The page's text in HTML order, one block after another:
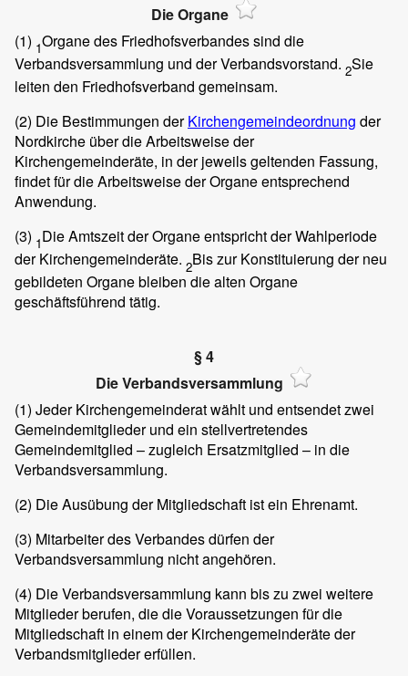
Die Organe
(1) 1Organe des Friedhofsverbandes sind die
Verbandsversammlung und der Verbandsvorstand. 2Sie
leiten den Friedhofsverband gemeinsam.
(2) Die Bestimmungen derKirchengemeindeordnung der
Nordkirche über die Arbeitsweise der
Kirchengemeinderäte, in der jeweils geltenden Fassung,
findet für die Arbeitsweise der Organe entsprechend
Anwendung.
(3) 1Die Amtszeit der Organe entspricht der Wahlperiode
der Kirchengemeinderäte. 2Bis zur Konstituierung der neu
gebildeten Organe bleiben die alten Organe
geschäftsführend tätig.
§ 4
Die Verbandsversammlung
(1) Jeder Kirchengemeinderat wählt und entsendet zwei
Gemeindemitglieder und ein stellvertretendes
Gemeindemitglied – zugleich Ersatzmitglied – in die
Verbandsversammlung.
(2) Die Ausübung der Mitgliedschaft ist ein Ehrenamt.
(3) Mitarbeiter des Verbandes dürfen der
Verbandsversammlung nicht angehören.
(4) Die Verbandsversammlung kann bis zu zwei weitere
Mitglieder berufen, die die Voraussetzungen für die
Mitgliedschaft in einem der Kirchengemeinderäte der
Verbandsmitglieder erfüllen.